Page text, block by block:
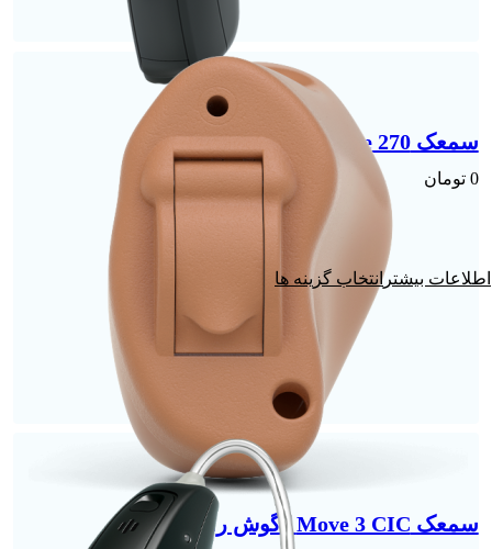
سمعک Move 270 | گوش چپ
0 تومان
انتخاب گزینه ها
سمعک Move 3 CIC | گوش راست